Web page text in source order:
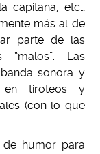
capitana, etc…
más al de
parte de las
Las
sonora y
en tiroteos y
(con lo que
humor para